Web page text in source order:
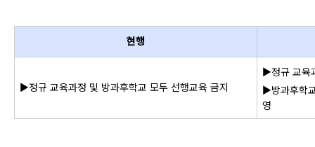
현행
▶정규 교육과정 및 방과후학교 모두 선행교육 금지
▶정규 교육
▶방과후학
영